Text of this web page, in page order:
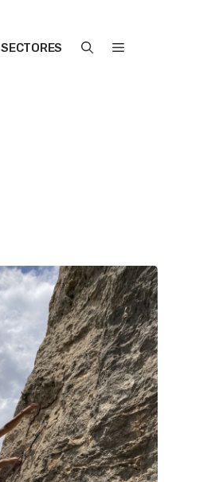
SECTORES